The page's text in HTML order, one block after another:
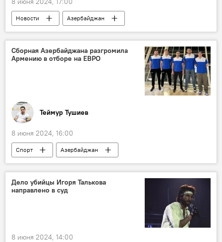
Новости
Азербайджан
Ильхам Алиев
Египет
Каир
Официальный визит
Политика
Сборная Азербайджана разгромила
Армению в отборе на ЕВРО
Теймур Тушиев
8 июня 2024, 16:00
Спорт
Азербайджан
сборная Азербайджана
Баскетбол
Кубок Европы
Косово
Армения
Победа
Дело убийцы Игоря Талькова
направлено в суд
8 июня 2024, 14:00